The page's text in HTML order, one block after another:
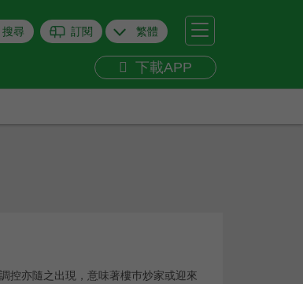
搜尋 訂閱 繁體
下載APP
控亦隨之出現，意味著樓巿炒家或迎來